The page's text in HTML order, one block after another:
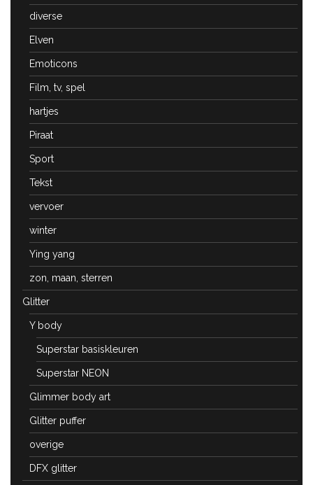
diverse
Elven
Emoticons
Film, tv, spel
hartjes
Piraat
Sport
Tekst
vervoer
winter
Ying yang
zon, maan, sterren
Glitter
Y body
Superstar basiskleuren
Superstar NEON
Glimmer body art
Glitter puffer
overige
DFX glitter